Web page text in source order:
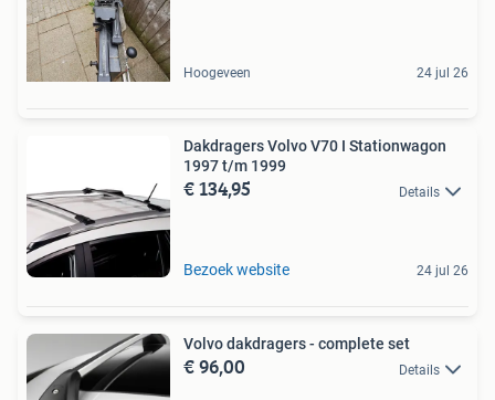
Hoogeveen 24 jul 26
Dakdragers Volvo V70 I Stationwagon
1997 t/m 1999
€ 134,95 Details
Bezoek website 24 jul 26
Volvo dakdragers - complete set
€ 96,00 Details